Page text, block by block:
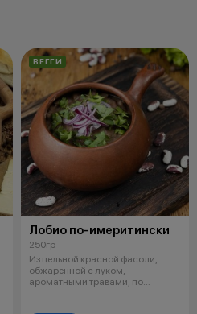
ВЕГГИ
Лобио по-имеритински
250гр
Из цельной красной фасоли,
обжаренной с луком,
ароматными травами, по